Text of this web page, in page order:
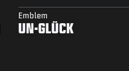
Emblem
UN-GLÜCK